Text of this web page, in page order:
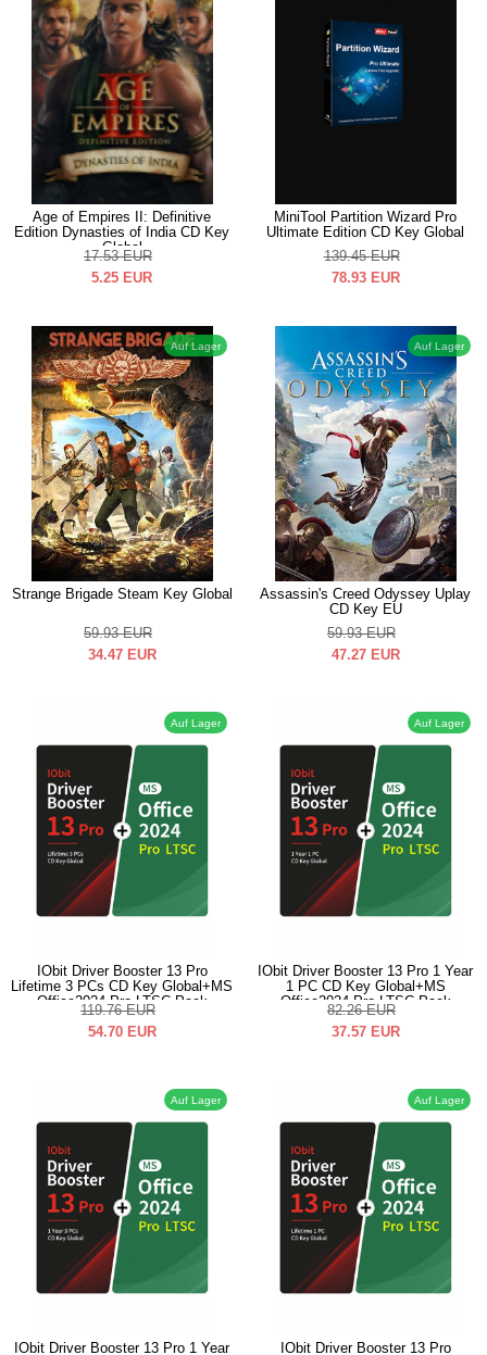
Age of Empires II: Definitive
Edition Dynasties of India CD Key
Global
17.53 EUR
5.25 EUR
MiniTool Partition Wizard Pro
Ultimate Edition CD Key Global
139.45 EUR
78.93 EUR
Auf Lager
Strange Brigade Steam Key Global
59.93 EUR
34.47 EUR
Auf Lager
Assassin's Creed Odyssey Uplay
CD Key EU
59.93 EUR
47.27 EUR
Auf Lager
IObit Driver Booster 13 Pro
Lifetime 3 PCs CD Key Global+MS
Office2024 Pro LTSC Pack
119.76 EUR
54.70 EUR
Auf Lager
IObit Driver Booster 13 Pro 1 Year
1 PC CD Key Global+MS
Office2024 Pro LTSC Pack
82.26 EUR
37.57 EUR
Auf Lager
IObit Driver Booster 13 Pro 1 Year
Auf Lager
IObit Driver Booster 13 Pro